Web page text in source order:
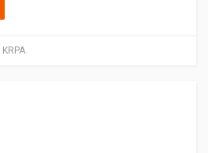
KRPA